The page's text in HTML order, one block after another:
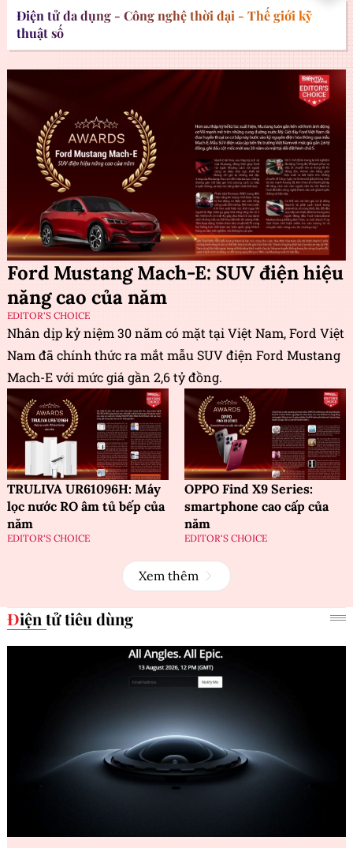
Điện tử đa dụng - Công nghệ thời đại - Thế giới kỹ
thuật số
Ford Mustang Mach-E: SUV điện hiệu
năng cao của năm
EDITOR'S CHOICE
Nhân dịp kỷ niệm 30 năm có mặt tại Việt Nam, Ford Việt
Nam đã chính thức ra mắt mẫu SUV điện Ford Mustang
Mach-E với mức giá gần 2,6 tỷ đồng.
TRULIVA UR61096H: Máy
lọc nước RO âm tủ bếp của
năm
EDITOR'S CHOICE
OPPO Find X9 Series:
smartphone cao cấp của
năm
EDITOR'S CHOICE
Xem thêm
Điện tử tiêu dùng